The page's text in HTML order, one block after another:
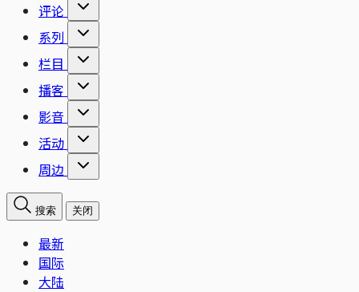
评论
系列
栏目
播客
影音
活动
周边
搜索 关闭
最新
国际
大陆